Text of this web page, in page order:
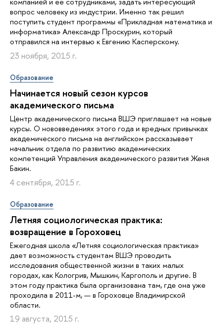
вопрос человеку из индустрии. Именно так решил
поступить студент программы «Прикладная математика и
информатика» Александр Проскурин, который
отправился на интервью к Евгению Касперскому.
23 ноября, 2015 г.
Образование
Начинается новый сезон курсов
академического письма
Центр академического письма ВШЭ приглашает на новые
курсы. О нововведениях этого года и вредных привычках
академического письма на английском рассказывает
начальник отдела по развитию академических
компетенций Управления академического развития Женя
Бакин.
4 сентября, 2015 г.
Образование
Летняя социологическая практика:
возвращение в Гороховец
Ежегодная школа «Летняя социологическая практика»
дает возможность студентам ВШЭ проводить
исследования общественной жизни в таких малых
городах, как Кологрив, Мышкин, Каргополь и другие. В
этом году практика была организована там, где она уже
проходила в 2011-м, — в Гороховце Владимирской
области.
19 августа, 2015 г.